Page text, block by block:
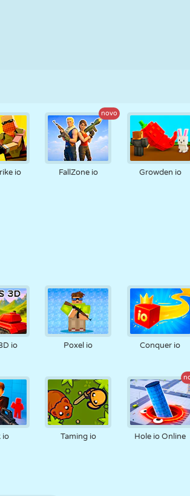
io
novo
FallZone io Growden io
io Poxel io Conquer io
io Taming io Hole io Online